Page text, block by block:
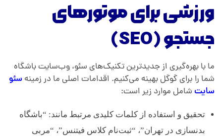
ورزشی برای موتورهای
جستجو (SEO)
ما با بهره‌گیری از جدیدترین تکنیک‌های سئو، وب‌سایت باشگاه
شما را برای گوگل بهینه می‌کنیم. اقدامات اصلی ما در زمینه سئو
سایتشامل موارد زیر است:
تحقیق و استفاده از کلمات کلیدی مرتبط مانند: “باشگاه
بدنسازی در تهران”، “ثبت‌نام کلاس فیتنس”، “مربی